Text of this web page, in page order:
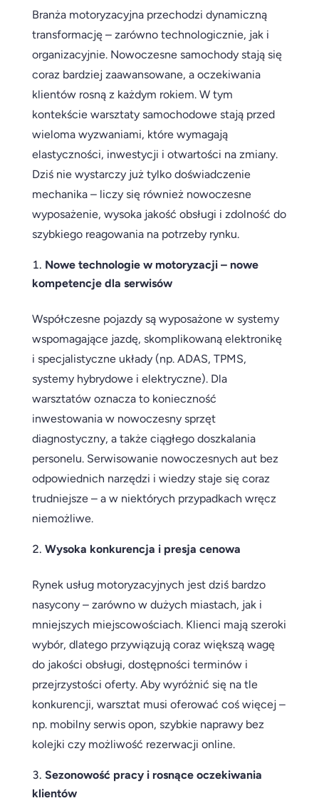
Branża motoryzacyjna przechodzi dynamiczną
transformację – zarówno technologicznie, jak i
organizacyjnie. Nowoczesne samochody stają się
coraz bardziej zaawansowane, a oczekiwania
klientów rosną z każdym rokiem. W tym
kontekście warsztaty samochodowe stają przed
wieloma wyzwaniami, które wymagają
elastyczności, inwestycji i otwartości na zmiany.
Dziś nie wystarczy już tylko doświadczenie
mechanika – liczy się również nowoczesne
wyposażenie, wysoka jakość obsługi i zdolność do
szybkiego reagowania na potrzeby rynku.
Nowe technologie w motoryzacji – nowe
kompetencje dla serwisów
Współczesne pojazdy są wyposażone w systemy
wspomagające jazdę, skomplikowaną elektronikę
i specjalistyczne układy (np. ADAS, TPMS,
systemy hybrydowe i elektryczne). Dla
warsztatów oznacza to konieczność
inwestowania w nowoczesny sprzęt
diagnostyczny, a także ciągłego doszkalania
personelu. Serwisowanie nowoczesnych aut bez
odpowiednich narzędzi i wiedzy staje się coraz
trudniejsze – a w niektórych przypadkach wręcz
niemożliwe.
Wysoka konkurencja i presja cenowa
Rynek usług motoryzacyjnych jest dziś bardzo
nasycony – zarówno w dużych miastach, jak i
mniejszych miejscowościach. Klienci mają szeroki
wybór, dlatego przywiązują coraz większą wagę
do jakości obsługi, dostępności terminów i
przejrzystości oferty. Aby wyróżnić się na tle
konkurencji, warsztat musi oferować coś więcej –
np. mobilny serwis opon, szybkie naprawy bez
kolejki czy możliwość rezerwacji online.
Sezonowość pracy i rosnące oczekiwania
klientów